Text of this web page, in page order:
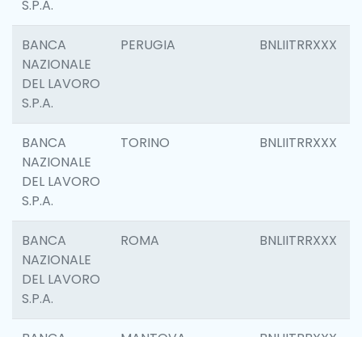
S.P.A.
BANCA
NAZIONALE
DEL LAVORO
S.P.A.
PERUGIA BNLIITRRXXX
BANCA
NAZIONALE
DEL LAVORO
S.P.A.
TORINO BNLIITRRXXX
BANCA
NAZIONALE
DEL LAVORO
S.P.A.
ROMA BNLIITRRXXX